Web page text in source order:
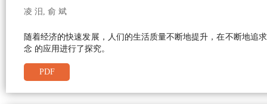
凌 汨, 俞 斌
随着经济的快速发展，人们的生活质量不断地提升，在不断地追
念 的应用进行了探究。
PDF